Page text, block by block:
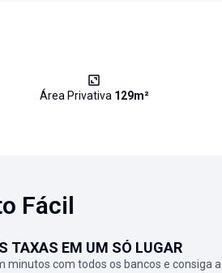
Área Privativa 129m²
Fácil
TAXAS EM UM SÓ LUGAR
minutos com todos os bancos e consiga a